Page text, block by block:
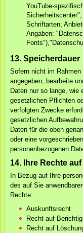
YouTube-
Schriftarten;
Angaben:
13. Speicherdauer
Sofern nicht im
angegeben, bearbeite
Daten nur so lange, wie
gesetzlichen Pflichten
verfolgten Zwecke
gesetzlichen
Daten für die oben
oder eine
personenbezogenen
14. Ihre Rechte
In Bezug auf Ihre
des auf Sie
Rechte:
Auskunftsrecht
Recht auf
Recht auf